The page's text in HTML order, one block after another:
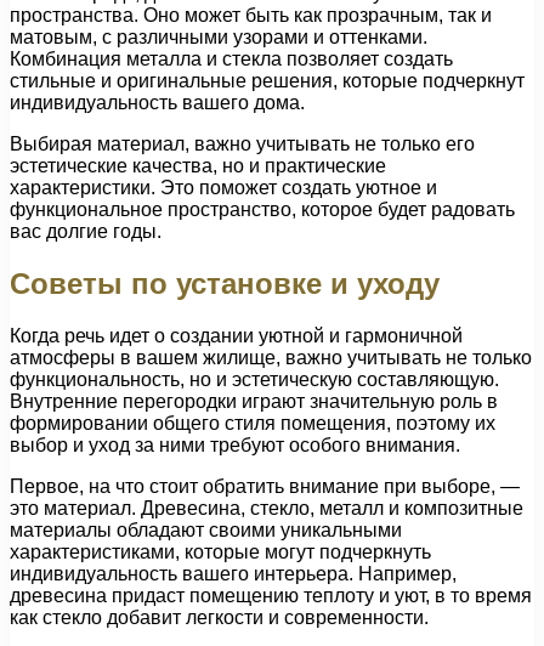
пространства. Оно может быть как прозрачным, так и
матовым, с различными узорами и оттенками.
Комбинация металла и стекла позволяет создать
стильные и оригинальные решения, которые подчеркнут
индивидуальность вашего дома.
Выбирая материал, важно учитывать не только его
эстетические качества, но и практические
характеристики. Это поможет создать уютное и
функциональное пространство, которое будет радовать
вас долгие годы.
Советы по установке и уходу
Когда речь идет о создании уютной и гармоничной
атмосферы в вашем жилище, важно учитывать не только
функциональность, но и эстетическую составляющую.
Внутренние перегородки играют значительную роль в
формировании общего стиля помещения, поэтому их
выбор и уход за ними требуют особого внимания.
Первое, на что стоит обратить внимание при выборе, —
это материал. Древесина, стекло, металл и композитные
материалы обладают своими уникальными
характеристиками, которые могут подчеркнуть
индивидуальность вашего интерьера. Например,
древесина придаст помещению теплоту и уют, в то время
как стекло добавит легкости и современности.